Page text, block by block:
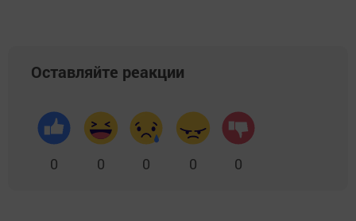
Оставляйте реакции
0 0 0 0 0